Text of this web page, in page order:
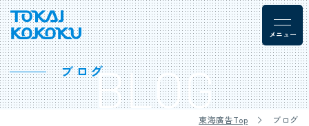
ブログBLOG
東海廣告Top ブログ